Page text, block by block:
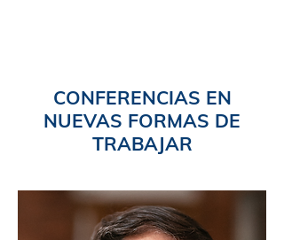
CONFERENCIAS EN
NUEVAS FORMAS DE
TRABAJAR